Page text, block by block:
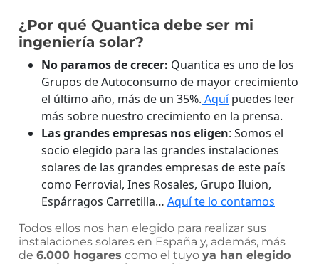
¿Por qué Quantica debe ser mi
ingeniería solar?
No paramos de crecer: Quantica es uno de los
Grupos de Autoconsumo de mayor crecimiento
el último año, más de un 35%. Aquípuedes leer
más sobre nuestro crecimiento en la prensa.
Las grandes empresas nos eligen: Somos el
socio elegido para las grandes instalaciones
solares de las grandes empresas de este país
como Ferrovial, Ines Rosales, Grupo Iluion,
Espárragos Carretilla… Aquí te lo contamos
Todos ellos nos han elegido para realizar sus
instalaciones solares en España y, además, más
de 6.000 hogares como el tuyo ya han elegido